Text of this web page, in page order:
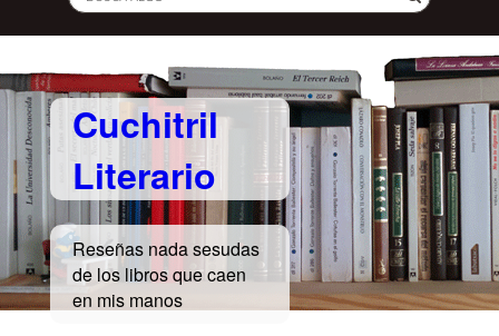
Cuchitril
Literario
Reseñas nada sesudas
de los libros que caen
en mis manos